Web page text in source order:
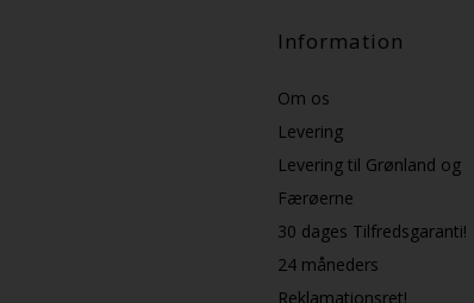
Information
Om os
Levering
Levering til Grønland og
Færøerne
30 dages Tilfredsgaranti!
24 måneders
Reklamationsret!